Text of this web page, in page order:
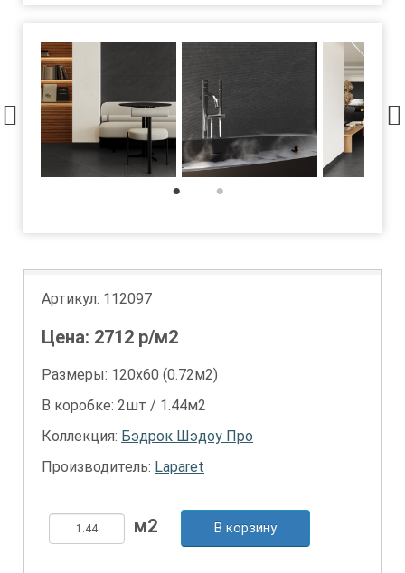
Артикул: 112097
Цена: 2712 р/м2
Размеры: 120х60 (0.72м2)
В коробке: 2шт / 1.44м2
Коллекция: Бэдрок Шэдоу Про
Производитель: Laparet
В корзину